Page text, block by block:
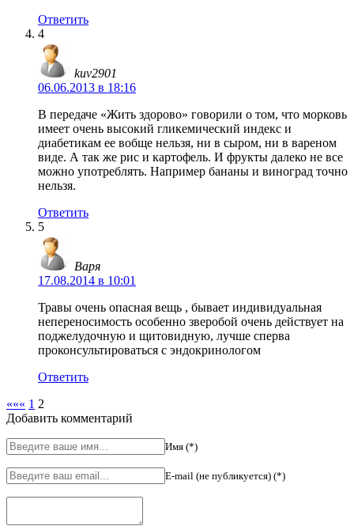
Ответить
4
kuv2901
06.06.2013 в 18:16
В передаче «Жить здорово» говорили о том, что морковь
имеет очень высокий гликемический индекс и
диабетикам ее вобще нельзя, ни в сыром, ни в вареном
виде. А так же рис и картофель. И фрукты далеко не все
можно употреблять. Например бананы и виноград точно
нельзя.
Ответить
5
Варя
17.08.2014 в 10:01
Травы очень опасная вещь , бывает индивидуальная
непереносимость особенно зверобой очень действует на
поджелудочную и щитовидную, лучше сперва
проконсультироваться с эндокринологом
Ответить
««« 1 2
Добавить комментарий
Имя (*)
E-mail (не публикуется) (*)